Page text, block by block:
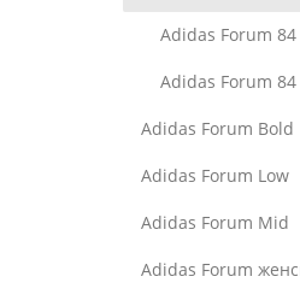
Adidas Forum 84
Adidas Forum
Adidas Forum Bold
Adidas Forum Low
Adidas Forum Mid
Adidas Forum